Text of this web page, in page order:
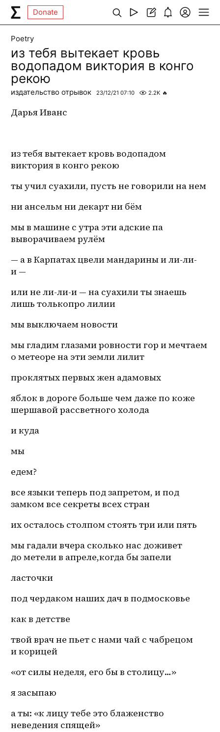
Donate
Poetry
из тебя вытекает кровь
водопадом виктория в конго
рекою
издательство отрывок 23/12/21 07:10 2.2K 🔥
Дарья Иванс
из тебя вытекает кровь водопадом
виктория в конго рекою
ты учил суахили, пусть не говорили на нем
ни ансельм ни декарт ни бём
мы в машине с утра эти адские па
выворачиваем рулём
— а в Карпатах цвели мандарины и ли-ли-
и —
или не ли-ли-и — на суахили ты знаешь
лишь толькопро лилии
мы выключаем новости
мы гладим глазами ровности гор и мечтаем
о метеоре на эти земли лилит
проклятых первых жен адамовых
яблок в дороге больше чем даже по коже
шершавой рассветного холода
и куда
мы
едем?
все языки теперь под запретом, и под
замком все секреты всех стран
их осталось столпом стоять три или пять
мы гадали вчера сколько нас доживет
до метели в апреле,когда бы запели
ласточки
под чердаком наших дач в подмосковье
как в детстве
твой врач не пьет с нами чай с чабрецом
и корицей
«от силы неделя, его бы в столицу…»
я засыпаю
а ты: «к лицу тебе это блаженство
неведения спящей»